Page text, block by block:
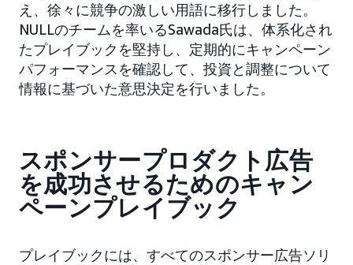
え、徐々に競争の激しい用語に移行しました。
NULLのチームを率いるSawada氏は、体系化され
たプレイブックを堅持し、定期的にキャンペーン
パフォーマンスを確認して、投資と調整について
情報に基づいた意思決定を行いました。
スポンサープロダクト広告
を成功させるためのキャン
ペーンプレイブック
プレイブックには、すべてのスポンサー広告ソリ